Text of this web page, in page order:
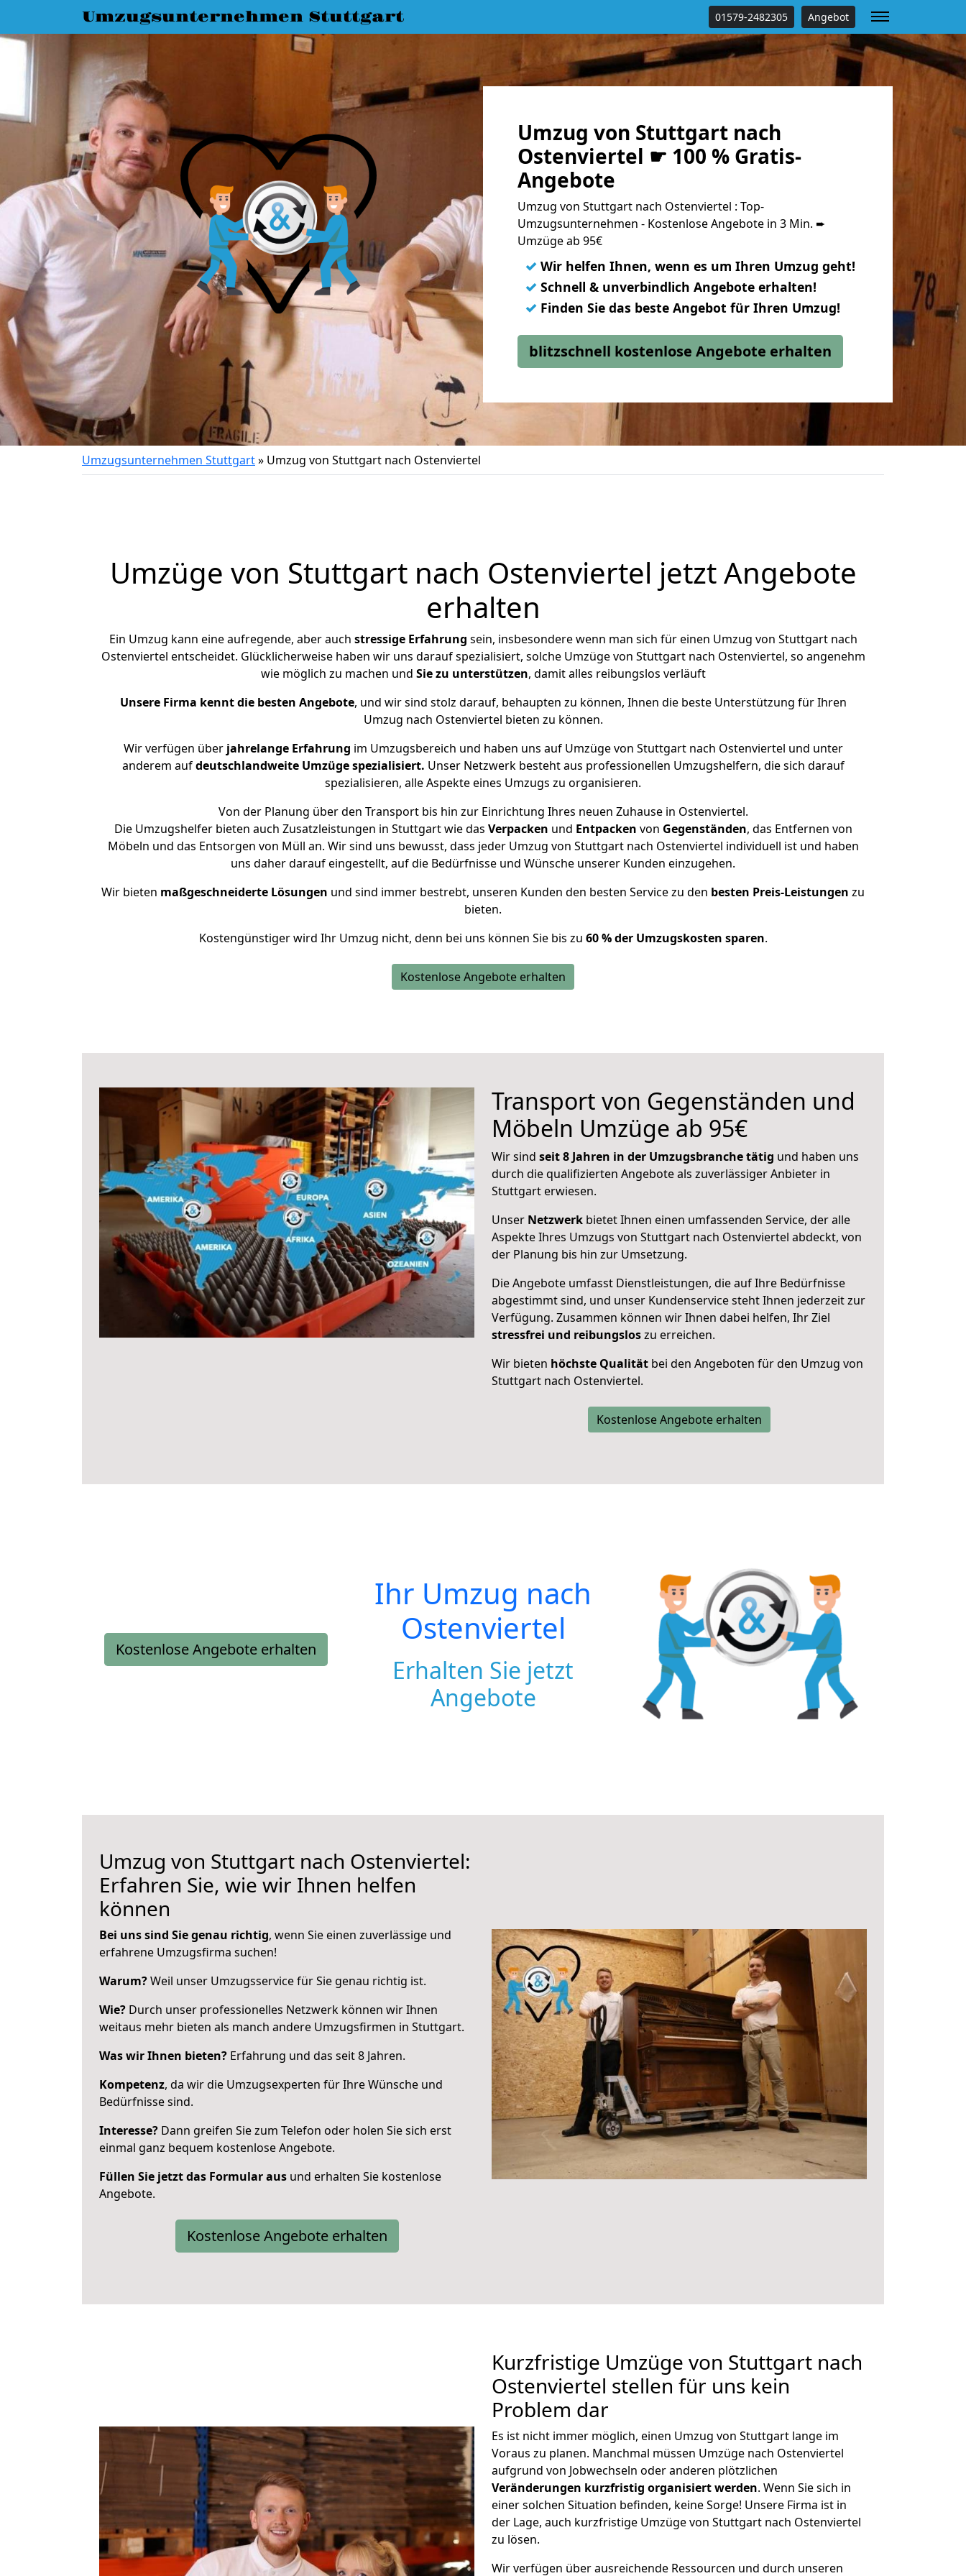
Umzugsunternehmen Stuttgart 01579-2482305 Angebot
Umzug von Stuttgart nach
Ostenviertel ☛ 100 % Gratis-
Angebote
Umzug von Stuttgart nach Ostenviertel : Top-
Umzugsunternehmen - Kostenlose Angebote in 3 Min. ➨
Umzüge ab 95€
✓ Wir helfen Ihnen, wenn es um Ihren Umzug geht!
✓ Schnell & unverbindlich Angebote erhalten!
✓ Finden Sie das beste Angebot für Ihren Umzug!
blitzschnell kostenlose Angebote erhalten
Umzugsunternehmen Stuttgart» Umzug von Stuttgart nach Ostenviertel
Umzüge von Stuttgart nach Ostenviertel jetzt Angebote
erhalten
Ein Umzug kann eine aufregende, aber auch stressige Erfahrung sein, insbesondere wenn man sich für einen Umzug von Stuttgart nach
Ostenviertel entscheidet. Glücklicherweise haben wir uns darauf spezialisiert, solche Umzüge von Stuttgart nach Ostenviertel, so angenehm
wie möglich zu machen und Sie zu unterstützen, damit alles reibungslos verläuft
Unsere Firma kennt die besten Angebote, und wir sind stolz darauf, behaupten zu können, Ihnen die beste Unterstützung für Ihren
Umzug nach Ostenviertel bieten zu können.
Wir verfügen überjahrelange Erfahrung im Umzugsbereich und haben uns auf Umzüge von Stuttgart nach Ostenviertel und unter
anderem aufdeutschlandweite Umzüge spezialisiert. Unser Netzwerk besteht aus professionellen Umzugshelfern, die sich darauf
spezialisieren, alle Aspekte eines Umzugs zu organisieren.
Von der Planung über den Transport bis hin zur Einrichtung Ihres neuen Zuhause in Ostenviertel.
Die Umzugshelfer bieten auch Zusatzleistungen in Stuttgart wie das Verpacken und Entpacken von Gegenständen, das Entfernen von
Möbeln und das Entsorgen von Müll an. Wir sind uns bewusst, dass jeder Umzug von Stuttgart nach Ostenviertel individuell ist und haben
uns daher darauf eingestellt, auf die Bedürfnisse und Wünsche unserer Kunden einzugehen.
Wir bieten maßgeschneiderte Lösungen und sind immer bestrebt, unseren Kunden den besten Service zu den besten Preis-Leistungen zu
bieten.
Kostengünstiger wird Ihr Umzug nicht, denn bei uns können Sie bis zu 60 % der Umzugskosten sparen.
Kostenlose Angebote erhalten
Transport von Gegenständen und
Möbeln Umzüge ab 95€
Wir sind seit 8 Jahren in der Umzugsbranche tätig und haben uns
durch die qualifizierten Angebote als zuverlässiger Anbieter in
Stuttgart erwiesen.
Unser Netzwerk bietet Ihnen einen umfassenden Service, der alle
Aspekte Ihres Umzugs von Stuttgart nach Ostenviertel abdeckt, von
der Planung bis hin zur Umsetzung.
Die Angebote umfasst Dienstleistungen, die auf Ihre Bedürfnisse
abgestimmt sind, und unser Kundenservice steht Ihnen jederzeit zur
Verfügung. Zusammen können wir Ihnen dabei helfen, Ihr Ziel
stressfrei und reibungsloszu erreichen.
Wir bieten höchste Qualität bei den Angeboten für den Umzug von
Stuttgart nach Ostenviertel.
Kostenlose Angebote erhalten
Kostenlose Angebote erhalten
Ihr Umzug nach
Ostenviertel
Erhalten Sie jetzt
Angebote
Umzug von Stuttgart nach Ostenviertel:
Erfahren Sie, wie wir Ihnen helfen
können
Bei uns sind Sie genau richtig, wenn Sie einen zuverlässige und
erfahrene Umzugsfirma suchen!
Warum?Weil unser Umzugsservice für Sie genau richtig ist.
Wie? Durch unser professionelles Netzwerk können wir Ihnen
weitaus mehr bieten als manch andere Umzugsfirmen in Stuttgart.
Was wir Ihnen bieten? Erfahrung und das seit 8 Jahren.
Kompetenz, da wir die Umzugsexperten für Ihre Wünsche und
Bedürfnisse sind.
Interesse? Dann greifen Sie zum Telefon oder holen Sie sich erst
einmal ganz bequem kostenlose Angebote.
Füllen Sie jetzt das Formular aus und erhalten Sie kostenlose
Angebote.
Kostenlose Angebote erhalten
Kurzfristige Umzüge von Stuttgart nach
Ostenviertel stellen für uns kein
Problem dar
Es ist nicht immer möglich, einen Umzug von Stuttgart lange im
Voraus zu planen. Manchmal müssen Umzüge nach Ostenviertel
aufgrund von Jobwechseln oder anderen plötzlichen
Veränderungen kurzfristig organisiert werden. Wenn Sie sich in
einer solchen Situation befinden, keine Sorge! Unsere Firma ist in
der Lage, auch kurzfristige Umzüge von Stuttgart nach Ostenviertel
zu lösen.
Wir verfügen über ausreichende Ressourcen und durch unseren